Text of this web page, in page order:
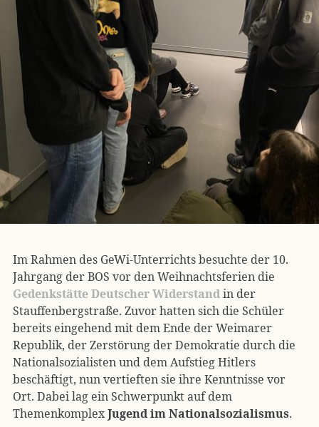
Im Rahmen des GeWi-Unterrichts besuchte der 10.
Jahrgang der BOS vor den Weihnachtsferien die
Gedenkstätte Deutscher Widerstandin der
Stauffenbergstraße. Zuvor hatten sich die Schüler
bereits eingehend mit dem Ende der Weimarer
Republik, der Zerstörung der Demokratie durch die
Nationalsozialisten und dem Aufstieg Hitlers
beschäftigt, nun vertieften sie ihre Kenntnisse vor
Ort. Dabei lag ein Schwerpunkt auf dem
ThemenkomplexJugend im Nationalsozialismus.